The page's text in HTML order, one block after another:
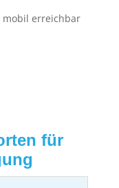
mobil erreichbar
für